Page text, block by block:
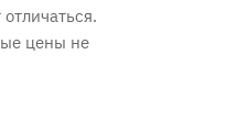
цены не